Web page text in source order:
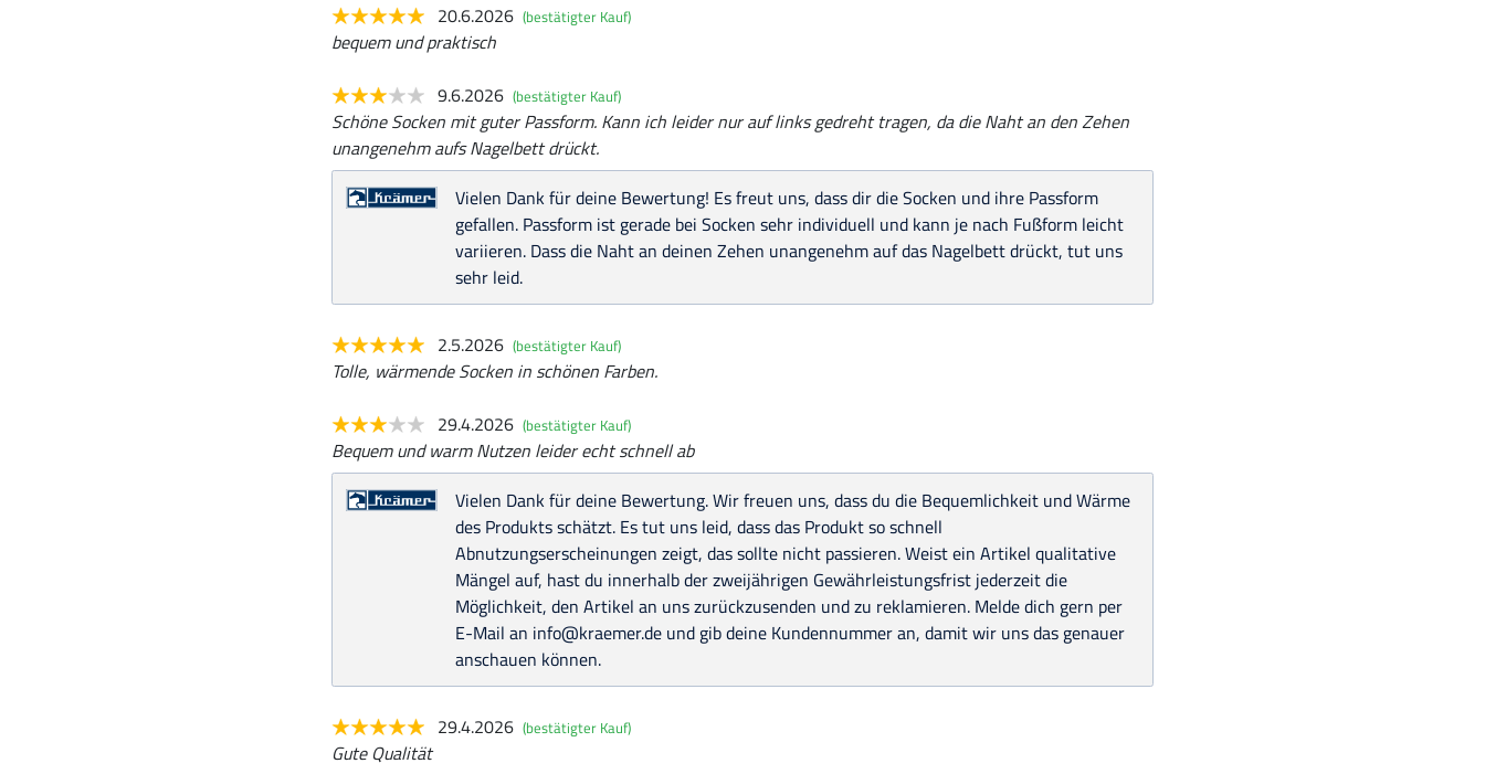
20.6.2026 (bestätigter Kauf)
bequem und praktisch
9.6.2026 (bestätigter Kauf)
Schöne Socken mit guter Passform. Kann ich leider nur auf links gedreht tragen, da die Naht an den Zehen
unangenehm aufs Nagelbett drückt.
Vielen Dank für deine Bewertung! Es freut uns, dass dir die Socken und ihre Passform
gefallen. Passform ist gerade bei Socken sehr individuell und kann je nach Fußform leicht
variieren. Dass die Naht an deinen Zehen unangenehm auf das Nagelbett drückt, tut uns
sehr leid.
2.5.2026 (bestätigter Kauf)
Tolle, wärmende Socken in schönen Farben.
29.4.2026 (bestätigter Kauf)
Bequem und warm Nutzen leider echt schnell ab
Vielen Dank für deine Bewertung. Wir freuen uns, dass du die Bequemlichkeit und Wärme
des Produkts schätzt. Es tut uns leid, dass das Produkt so schnell
Abnutzungserscheinungen zeigt, das sollte nicht passieren. Weist ein Artikel qualitative
Mängel auf, hast du innerhalb der zweijährigen Gewährleistungsfrist jederzeit die
Möglichkeit, den Artikel an uns zurückzusenden und zu reklamieren. Melde dich gern per
E-Mail an info@kraemer.de und gib deine Kundennummer an, damit wir uns das genauer
anschauen können.
29.4.2026 (bestätigter Kauf)
Gute Qualität